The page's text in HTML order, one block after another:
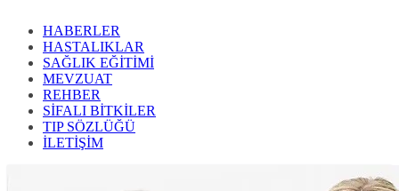
HABERLER
HASTALIKLAR
SAĞLIK EĞİTİMİ
MEVZUAT
REHBER
SİFALI BİTKİLER
TIP SÖZLÜĞÜ
İLETİŞİM